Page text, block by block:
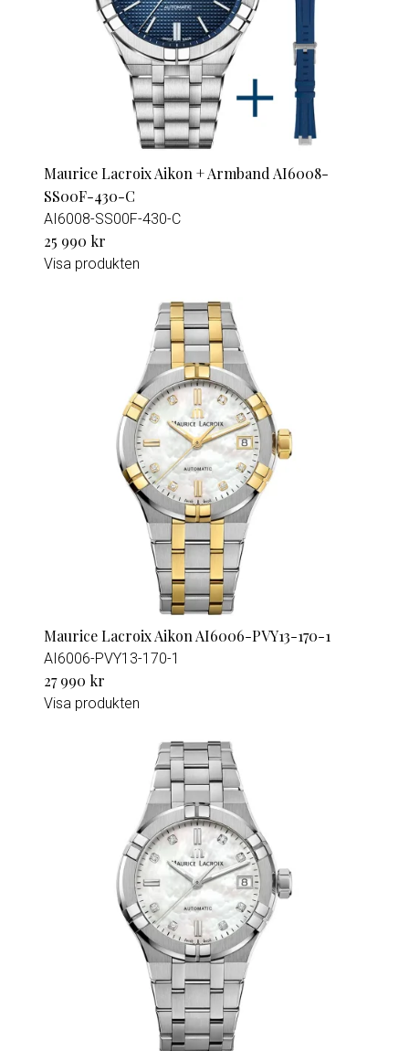
Maurice Lacroix Aikon + Armband AI6008-
SS00F-430-C
AI6008-SS00F-430-C
25 990 kr
Visa produkten
Maurice Lacroix Aikon AI6006-PVY13-170-1
AI6006-PVY13-170-1
27 990 kr
Visa produkten